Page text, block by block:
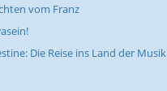
vom Franz
Die Reise ins Land der Musik